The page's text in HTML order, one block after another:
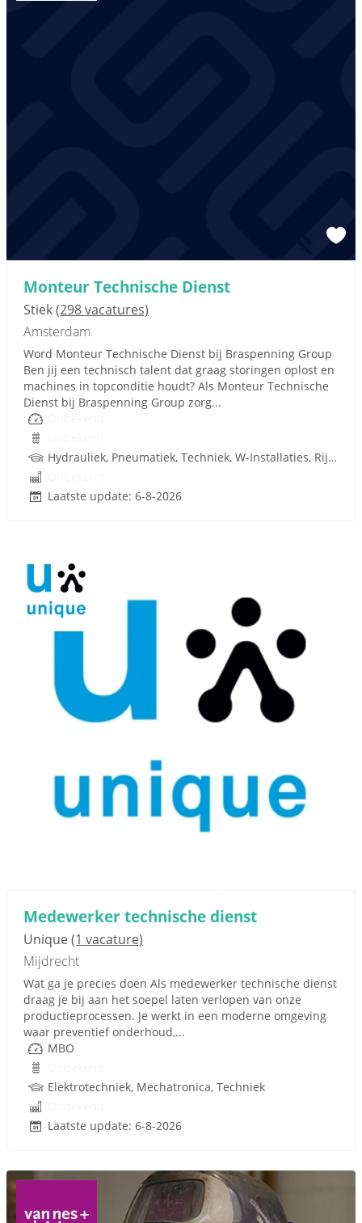
Monteur Technische Dienst
Stiek(298 vacatures)
Amsterdam
Word Monteur Technische Dienst bij Braspenning Group
Ben jij een technisch talent dat graag storingen oplost en
machines in topconditie houdt? Als Monteur Technische
Dienst bij Braspenning Group zorg...
Hydrauliek, Pneumatiek, Techniek, W-Installaties, Rijbewijs
Laatste update: 6-8-2026
Medewerker technische dienst
Unique(1 vacature)
Mijdrecht
Wat ga je precies doen Als medewerker technische dienst
draag je bij aan het soepel laten verlopen van onze
productieprocessen. Je werkt in een moderne omgeving
waar preventief onderhoud,...
MBO
Elektrotechniek, Mechatronica, Techniek
Laatste update: 6-8-2026